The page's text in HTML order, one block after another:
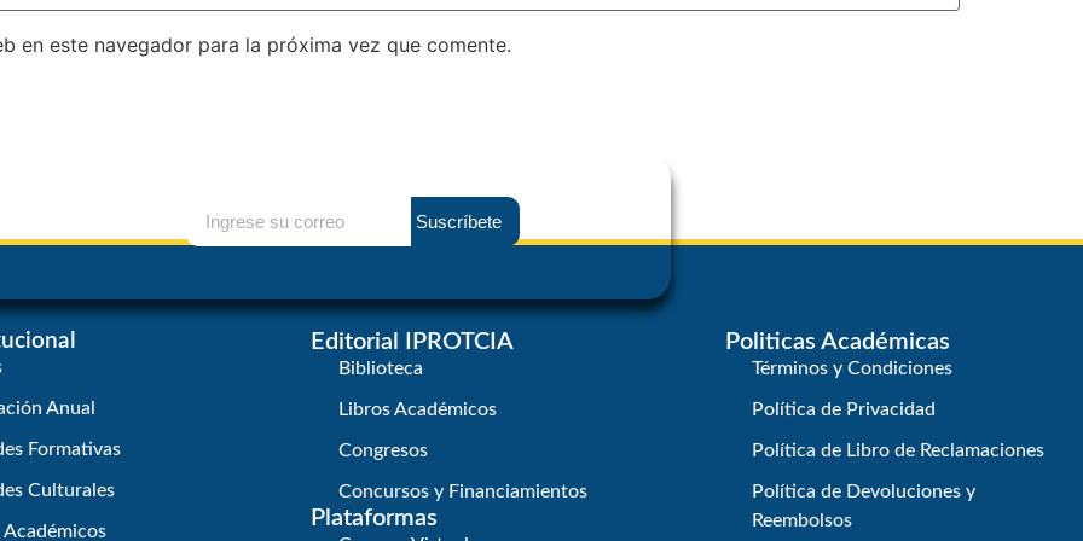
en este navegador para la próxima vez que comente.
Suscríbete
Anual
Formativas
Culturales
Académicos
Editorial IPROTCIA
Biblioteca
Libros Académicos
Congresos
Concursos y Financiamientos
Plataformas
Politicas Académicas
Términos y Condiciones
Política de Privacidad
Política de Libro de Reclamaciones
Política de Devoluciones y
Reembolsos